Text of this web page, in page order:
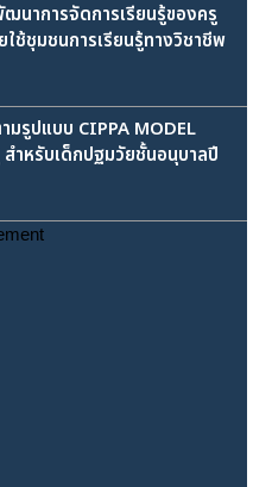
นาการจัดการเรียนรู้ของครู
ช้ชุมชนการเรียนรู้ทางวิชาชีพ
รูปแบบ CIPPA MODEL
ำหรับเด็กปฐมวัยชั้นอนุบาลปี